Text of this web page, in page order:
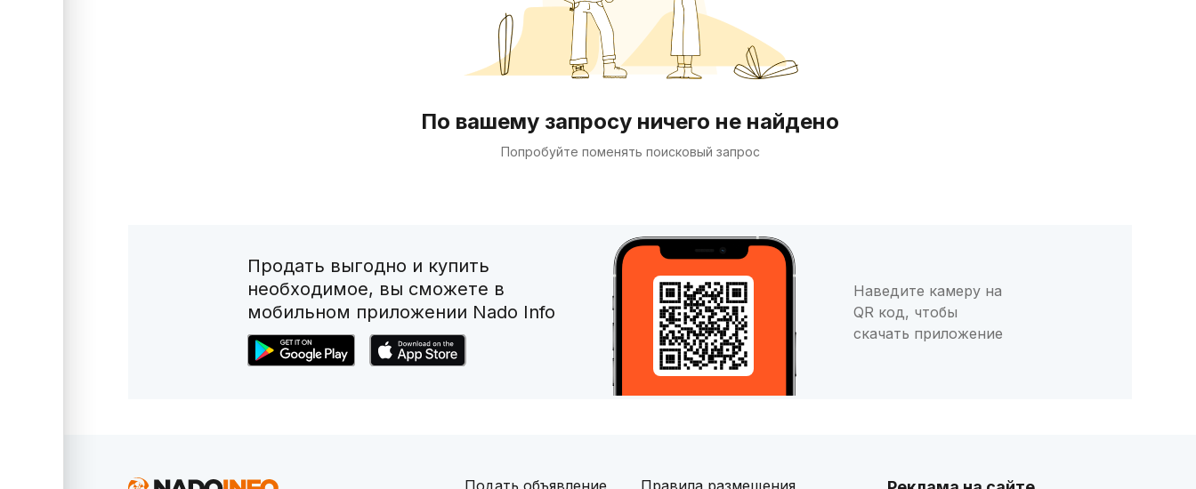
По вашему запросу ничего не найдено
Попробуйте поменять поисковый запрос
Продать выгодно и купить
необходимое, вы сможете в
мобильном приложении Nado Info
Наведите камеру на
QR код, чтобы
скачать приложение
Подать объявление Правила размещения